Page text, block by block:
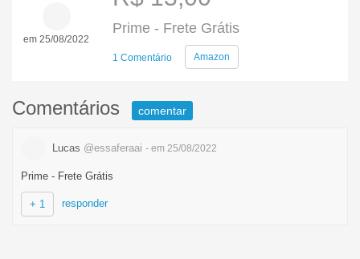
em 25/08/2022
Prime - Frete Grátis
1 Comentário Amazon
Comentários comentar
Lucas @essaferaai - em 25/08/2022
Prime - Frete Grátis
+ 1 responder